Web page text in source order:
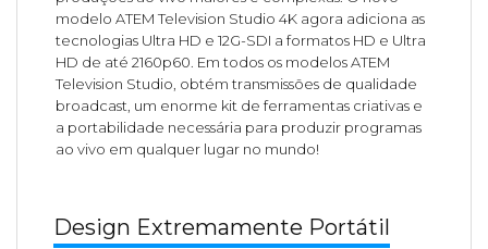
modelo ATEM Television Studio 4K agora adiciona as
tecnologias Ultra HD e 12G-SDI a formatos HD e Ultra
HD de até 2160p60. Em todos os modelos ATEM
Television Studio, obtém transmissões de qualidade
broadcast, um enorme kit de ferramentas criativas e
a portabilidade necessária para produzir programas
ao vivo em qualquer lugar no mundo!
Design Extremamente Portátil